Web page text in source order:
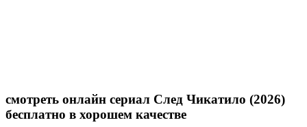
смотреть онлайн сериал След Чикатило (2026)
бесплатно в хорошем качестве